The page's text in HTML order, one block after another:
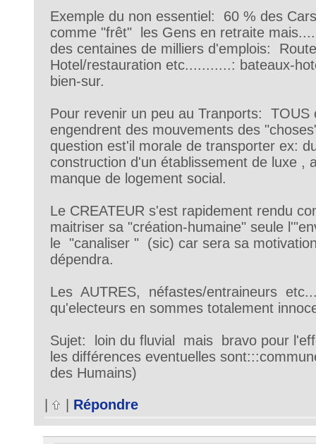
Exemple du non essentiel: 60 % des
comme "frêt" les Gens en retraite
des centaines de milliers d'emplois:
Hotel/restauration etc...........: bateaux-
bien-sur.
Pour revenir un peu au Tranports:
engendrent des mouvements des
question est'il morale de transporter ex:
construction d'un établissement de luxe ,
manque de logement social.
Le CREATEUR s'est rapidement rendu
maitriser sa "création-humaine" seule
le "canaliser " (sic) car sera sa
dépendra.
Les AUTRES, néfastes/entraineurs
qu'electeurs en sommes totalement
Sujet: loin du fluvial mais bravo pour
les différences eventuelles
des Humains)
Répondre